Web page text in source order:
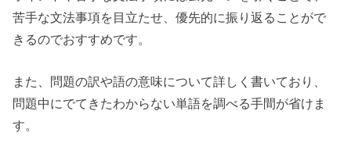
苦手な文法事項を目立たせ、優先的に振り返ることがで
きるのでおすすめです。
また、問題の訳や語の意味について詳しく書いており、
問題中にでてきたわからない単語を調べる手間が省けま
す。